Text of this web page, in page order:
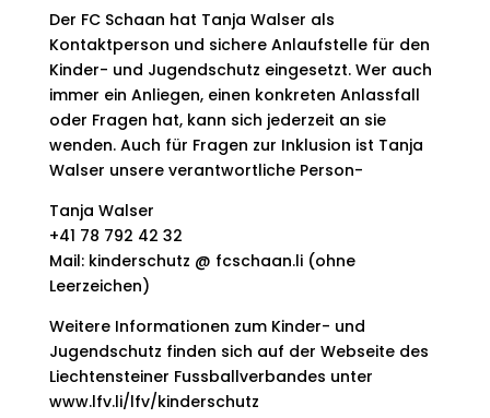
Der FC Schaan hat Tanja Walser als
Kontaktperson und sichere Anlaufstelle für den
Kinder- und Jugendschutz eingesetzt. Wer auch
immer ein Anliegen, einen konkreten Anlassfall
oder Fragen hat, kann sich jederzeit an sie
wenden. Auch für Fragen zur Inklusion ist Tanja
Walser unsere verantwortliche Person-
Tanja Walser
+41 78 792 42 32
Mail: kinderschutz @ fcschaan.li (ohne
Leerzeichen)
Weitere Informationen zum Kinder- und
Jugendschutz finden sich auf der Webseite des
Liechtensteiner Fussballverbandes unter
www.lfv.li/lfv/kinderschutz